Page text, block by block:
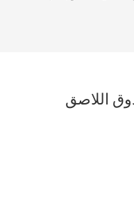
اللاصق